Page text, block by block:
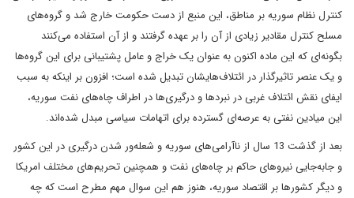
کنترل نظام سوریه بر مناطق، این منبع از دست حکومت خارج شد و گروه‌های
مسلح کنترل مقادیر زیادی از آن را بر عهده گرفتند و از آن استفاده می‌کنند
بگونه‌ای که این ماده اکنون به عنوان یک خراج و عامل پشتیبانی برای این گروه‌ها
و یک عنصر تاثیرگذار در ائتلاف‌هایشان تبدیل شده است؛ افزون بر اینکه به سبب
ایفای نقش ائتلاف غربی در نبردها و درگیری‌ها در اطراف چاه‌های نفت سوریه،
این میادین نفتی به عرصه‌ای گسترده برای اتهامات سیاسی مبدل شده‌اند.
بعد از گذشت 13 سال از ناآرامی‌های سوریه و شعله‌ور شدن درگیری در این کشور
و جابه‌جایی نیروهای حاکم بر چاه‌های نفت و همچنین تحریم‌های مختلف امریکا
و دیگر کشورها بر اقتصاد سوریه، هنوز هم این سوال مهم مطرح است که چه